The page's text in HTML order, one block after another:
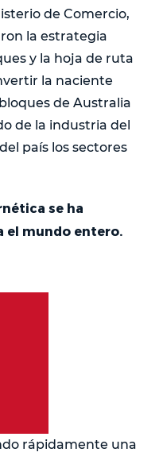
de Comercio,
la estrategia
y la hoja de ruta
la naciente
de Australia
de la industria del
país los sectores
se ha
el mundo entero.
rápidamente una